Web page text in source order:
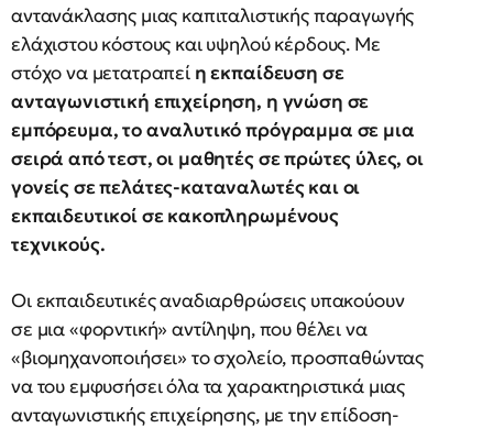
αντανάκλασης μιας καπιταλιστικής παραγωγής
ελάχιστου κόστους και υψηλού κέρδους. Με
στόχο να μετατραπεί η εκπαίδευση σε
ανταγωνιστική επιχείρηση, η γνώση σε
εμπόρευμα, το αναλυτικό πρόγραμμα σε μια
σειρά από τεστ, οι μαθητές σε πρώτες ύλες, οι
γονείς σε πελάτες-καταναλωτές και οι
εκπαιδευτικοί σε κακοπληρωμένους
τεχνικούς.
Οι εκπαιδευτικές αναδιαρθρώσεις υπακούουν
σε μια «φορντική» αντίληψη, που θέλει να
«βιομηχανοποιήσει» το σχολείο, προσπαθώντας
να του εμφυσήσει όλα τα χαρακτηριστικά μιας
ανταγωνιστικής επιχείρησης, με την επίδοση-